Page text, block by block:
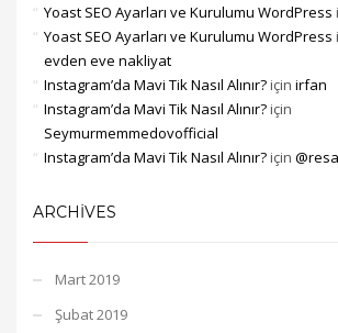
Yoast SEO Ayarları ve Kurulumu WordPress
Yoast SEO Ayarları ve Kurulumu WordPress
evden eve nakliyat
Instagram’da Mavi Tik Nasıl Alınır?için irfan
Instagram’da Mavi Tik Nasıl Alınır?için
Seymurmemmedovofficial
Instagram’da Mavi Tik Nasıl Alınır?için
ARCHIVES
Mart 2019
Şubat 2019